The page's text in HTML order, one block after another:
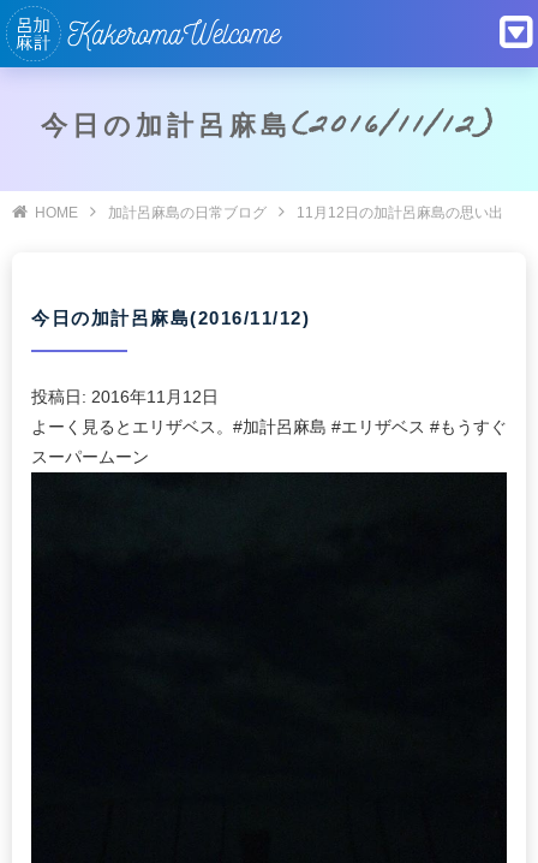
今日の加計呂麻島(2016/11/12)
HOME 加計呂麻島の日常ブログ 11月12日の加計呂麻島の思い出
今日の加計呂麻島(2016/11/12)
投稿日: 2016年11月12日
よーく見るとエリザベス。#加計呂麻島 #エリザベス #もうすぐ
スーパームーン